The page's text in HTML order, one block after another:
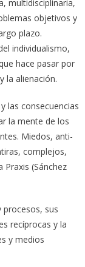
multidisciplinaria,
objetivos y
plazo.
individualismo,
hace pasar por
la alienación.
las consecuencias
la mente de los
Miedos, anti-
complejos,
(Sánchez
procesos, sus
recíprocas y la
y medios